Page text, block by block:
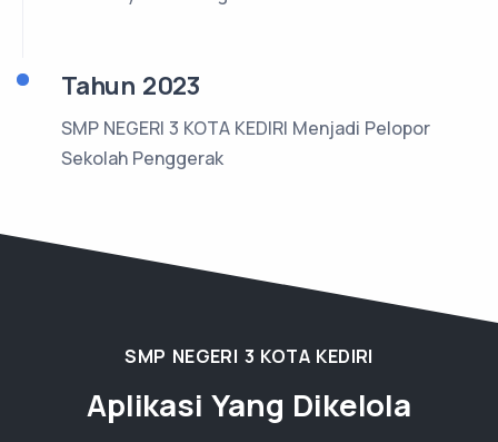
Tahun 2023
SMP NEGERI 3 KOTA KEDIRI Menjadi Pelopor
Sekolah Penggerak
SMP NEGERI 3 KOTA KEDIRI
Aplikasi Yang Dikelola